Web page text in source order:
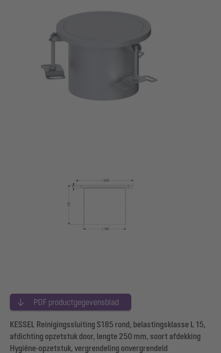
PDF productgegevensblad
KESSEL Reinigingssluiting S185 rond, belastingsklasse L 15,
afdichting opzetstuk door, lengte 250 mm, soort afdekking
Hygiëne-opzetstuk, vergrendeling onvergrendeld